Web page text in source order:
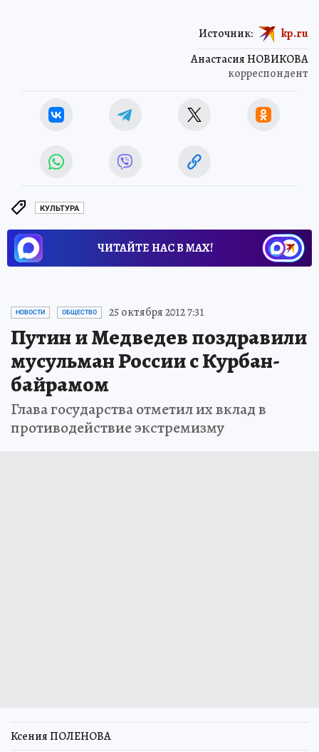
Анастасия НОВИКОВА
корреспондент
Источник: kp.ru
КУЛЬТУРА
ЧИТАЙТЕ НАС В МАХ!
НОВОСТИ ОБЩЕСТВО 25 октября 2012 7:31
Путин и Медведев поздравили
мусульман России с Курбан-
байрамом
Глава государства отметил их вклад в
противодействие экстремизму
Ксения ПОЛЕНОВА